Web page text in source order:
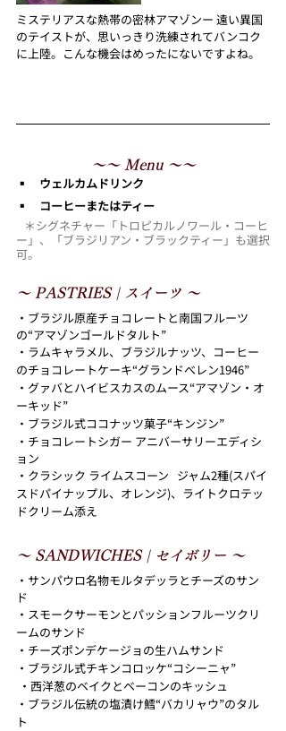
ミステリアスな熱帯の密林アマゾンー 遠い異国
のテイストが、思いっきり洗練されてバンコク
に上陸。こんな機会はめったにないですよね。
～～ Menu ～～
▪︎　ウェルカムドリンク
▪︎　コーヒーまたはティー
ー」、「ブラジリアン・ブラックティー」も選択
可。
～ PASTRIES | スイーツ ～
・ブラジル原産チョコレートと南国フルーツ
の“アマゾンゴールドタルト”
・ラムキャラメル、ブラジルナッツ、コーヒー
のチョコレートケーキ“グランドべレン1946”
・グァバとハイビスカスのムース“アマゾン・オ
ーキッド”
・ブラジル式ココナッツ菓子“キンジン”
・チョコレートシガー アニバーサリーエディシ
ョン
・クラシック ライムスコーン   ジャム2種(スパイ
スドパイナップル、オレンジ)、ライトクロテッ
ドクリーム添え
～ SANDWICHES | セイボリー ～
・サンパウロ名物モルタデッラとチーズのサン
ド
・スモークサーモンとパッションフルーツクリ
ームのサンド
・チーズポンデケージョの生ハムサンド
・ブラジル式チキンコロッケ“コシーニャ”
・西洋葱のベイクとベーコンのキッシュ
・ブラジル伝統の塩漬け鱈“バカリャウ”のタル
ト